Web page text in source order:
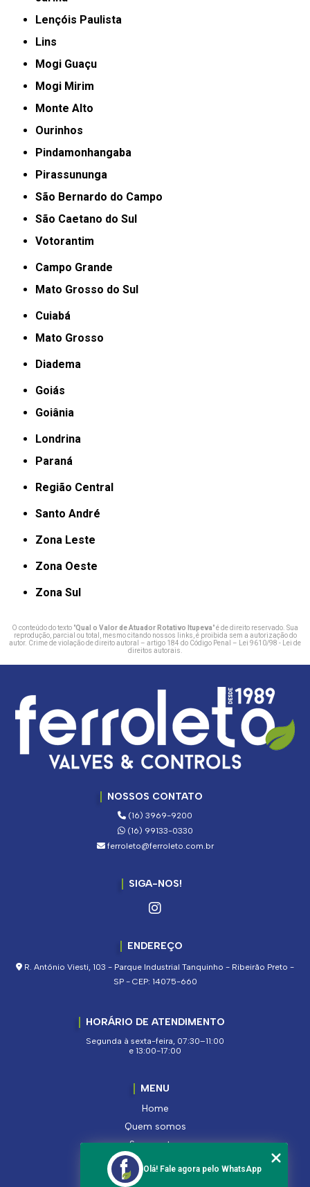
Lençóis Paulista
Lins
Mogi Guaçu
Mogi Mirim
Monte Alto
Ourinhos
Pindamonhangaba
Pirassununga
São Bernardo do Campo
São Caetano do Sul
Votorantim
Campo Grande
Mato Grosso do Sul
Cuiabá
Mato Grosso
Diadema
Goiás
Goiânia
Londrina
Paraná
Região Central
Santo André
Zona Leste
Zona Oeste
Zona Sul
O conteúdo do texto "Qual o Valor de Atuador Rotativo Itupeva" é de direito reservado. Sua
reprodução, parcial ou total, mesmo citando nossos links, é proibida sem a autorização do
autor. Crime de violação de direito autoral – artigo 184 do Código Penal –
Lei 9610/98 - Lei de
direitos autorais
NOSSOS CONTATO
(16) 3969-9200
(16) 99133-0330
ferroleto@ferroleto.com.br
SIGA-NOS!
ENDEREÇO
R. Antônio Viesti, 103 - Parque Industrial Tanquinho - Ribeirão Preto -
SP - CEP: 14075-660
HORÁRIO DE ATENDIMENTO
Segunda à sexta-feira, 07:30–11:00
e 13:00-17:00
MENU
Home
Quem somos
Segmentos
Serviços
Produtos
Olá! Fale agora pelo WhatsApp